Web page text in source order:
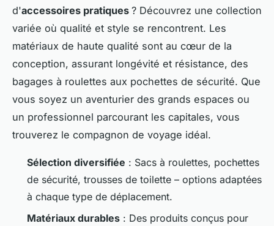
d'accessoires pratiques ? Découvrez une collection
variée où qualité et style se rencontrent. Les
matériaux de haute qualité sont au cœur de la
conception, assurant longévité et résistance, des
bagages à roulettes aux pochettes de sécurité. Que
vous soyez un aventurier des grands espaces ou
un professionnel parcourant les capitales, vous
trouverez le compagnon de voyage idéal.
Sélection diversifiée : Sacs à roulettes, pochettes
de sécurité, trousses de toilette – options adaptées
à chaque type de déplacement.
Matériaux durables : Des produits conçus pour